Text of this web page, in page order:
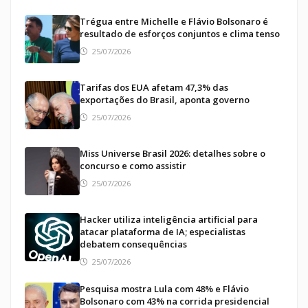
Trégua entre Michelle e Flávio Bolsonaro é
resultado de esforços conjuntos e clima tenso
25/07/2026
Tarifas dos EUA afetam 47,3% das
exportações do Brasil, aponta governo
25/07/2026
Miss Universe Brasil 2026: detalhes sobre o
concurso e como assistir
25/07/2026
Hacker utiliza inteligência artificial para
atacar plataforma de IA; especialistas
debatem consequências
25/07/2026
Pesquisa mostra Lula com 48% e Flávio
Bolsonaro com 43% na corrida presidencial